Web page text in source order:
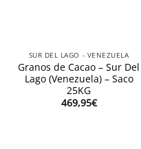
SUR DEL LAGO - VENEZUELA
Granos de Cacao – Sur Del
Lago (Venezuela) – Saco
25KG
469,95€